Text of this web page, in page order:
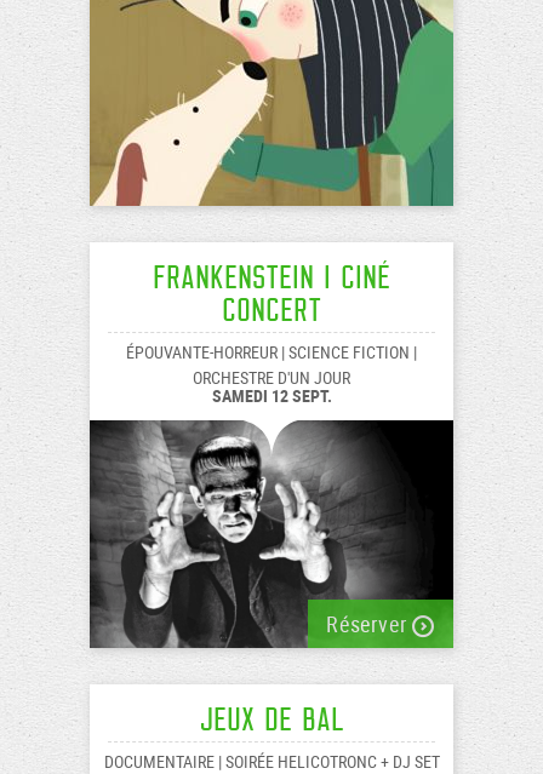
Frankenstein I Ciné
Concert
ÉPOUVANTE-HORREUR | SCIENCE FICTION |
ORCHESTRE D'UN JOUR
SAMEDI 12 SEPT.
Réserver
Jeux de Bal
DOCUMENTAIRE | SOIRÉE HELICOTRONC + DJ SET